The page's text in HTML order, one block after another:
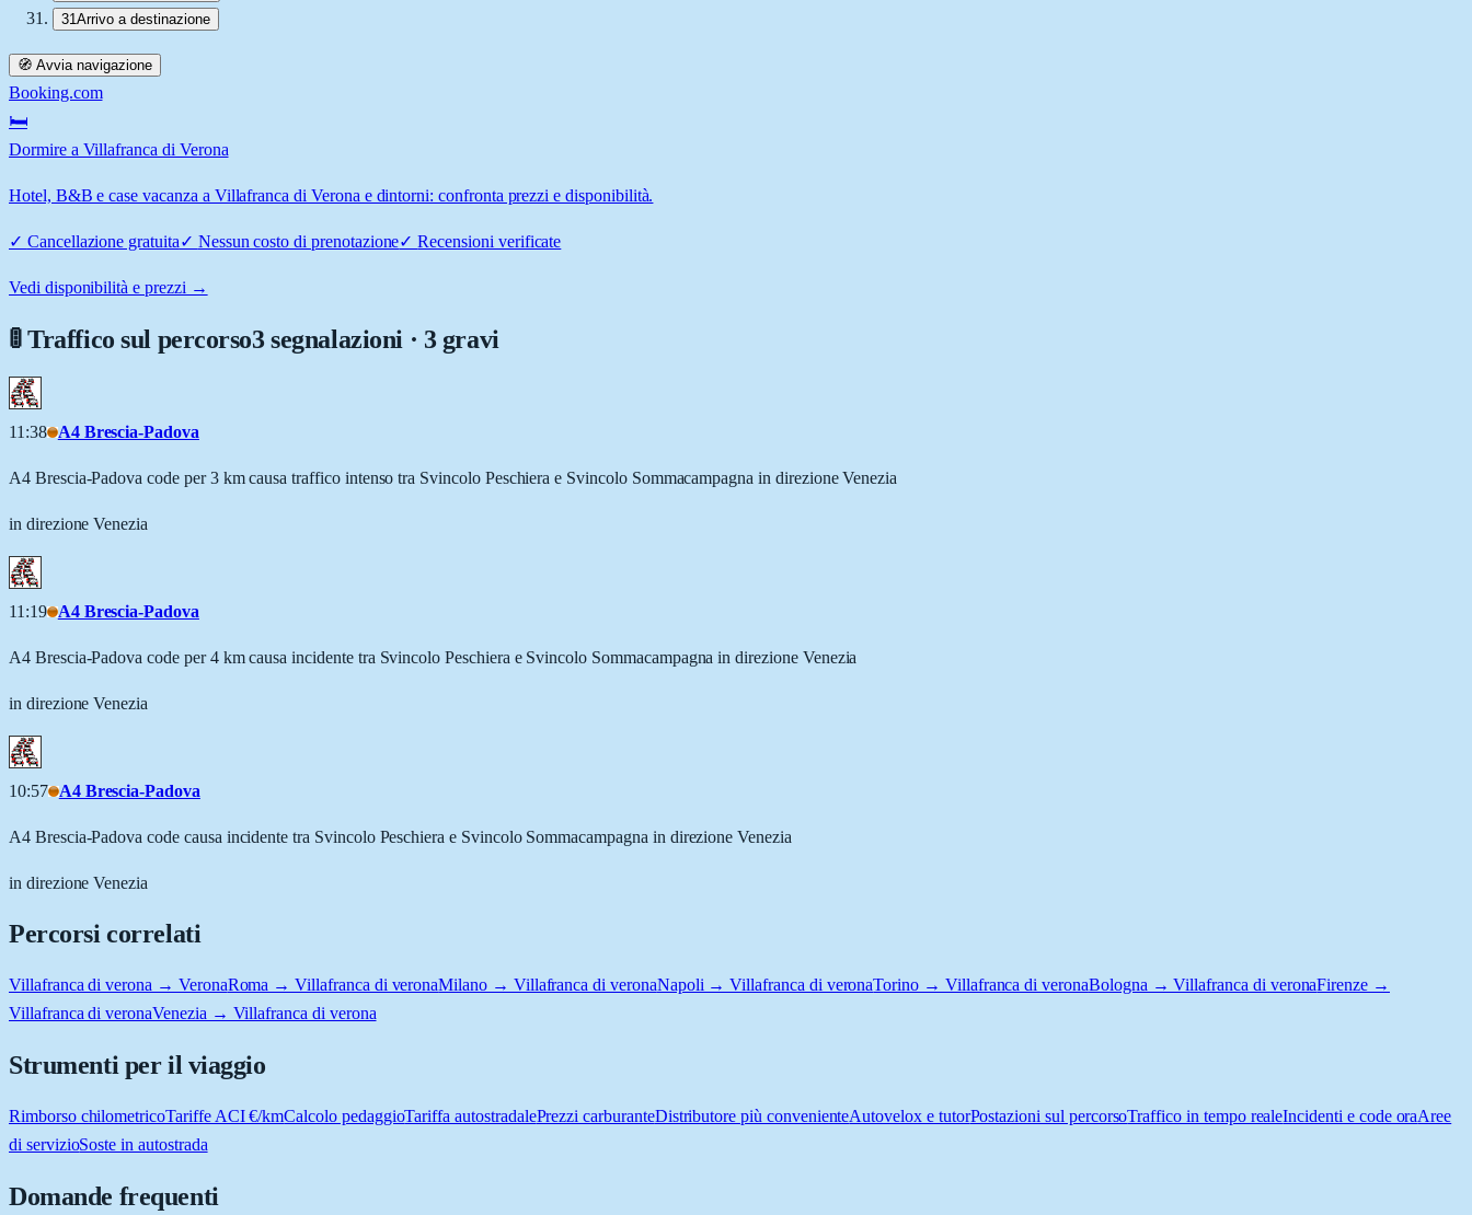
31Arrivo a destinazione
🧭 Avvia navigazione
Booking.com
🛏️
Dormire a Villafranca di Verona
Hotel, B&B e case vacanza a Villafranca di Verona e dintorni: confronta prezzi e disponibilità.
✓ Cancellazione gratuita✓ Nessun costo di prenotazione✓Recensioni verificate
Vedi disponibilità e prezzi →
🚦 Traffico sul percorso3 segnalazioni · 3 gravi
11:38 A4 Brescia-Padova
A4 Brescia-Padova code per 3 km causa traffico intenso tra Svincolo Peschiera e Svincolo Sommacampagna in direzione Venezia
in direzione Venezia
11:19 A4 Brescia-Padova
A4 Brescia-Padova code per 4 km causa incidente tra Svincolo Peschiera e Svincolo Sommacampagna in direzione Venezia
in direzione Venezia
10:57 A4 Brescia-Padova
A4 Brescia-Padova code causa incidente tra Svincolo Peschiera e Svincolo Sommacampagna in direzione Venezia
in direzione Venezia
Percorsi correlati
Villafranca di verona → VeronaRoma → Villafranca di veronaMilano → Villafranca di veronaNapoli → Villafranca di veronaTorino → Villafranca di veronaBologna → Villafranca di veronaFirenze →
Villafranca di veronaVenezia → Villafranca di verona
Strumenti per il viaggio
Rimborso chilometricoTariffe ACI €/kmCalcolo pedaggioTariffa autostradalePrezzi carburanteDistributore più convenienteAutovelox e tutorPostazioni sul percorsoTraffico in tempo realeIncidenti e code oraAree
di servizioSoste in autostrada
Domande frequenti